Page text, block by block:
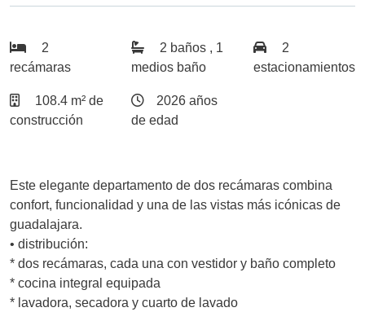
2
recámaras
2 baños , 1
medios baño
2
estacionamientos
108.4 m² de
construcción
2026 años
de edad
Este elegante departamento de dos recámaras combina
confort, funcionalidad y una de las vistas más icónicas de
guadalajara.
• distribución:
* dos recámaras, cada una con vestidor y baño completo
* cocina integral equipada
* lavadora, secadora y cuarto de lavado